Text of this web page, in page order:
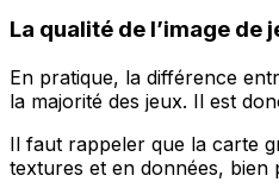
La qualité de l’image de
En pratique, la différence
la majorité des jeux. Il est
Il faut rappeler que la carte
textures et en données, bien